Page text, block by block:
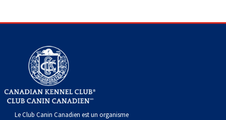
Braque de Weimar
Saint Bernard
Dogue du Tibet
Laika de lakoutie
Le Club Canin Canadien est un organisme